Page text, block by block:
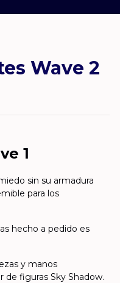
Wave 2
1
sin su armadura
para los
hecho a pedido es
y manos
de figuras Sky Shadow.